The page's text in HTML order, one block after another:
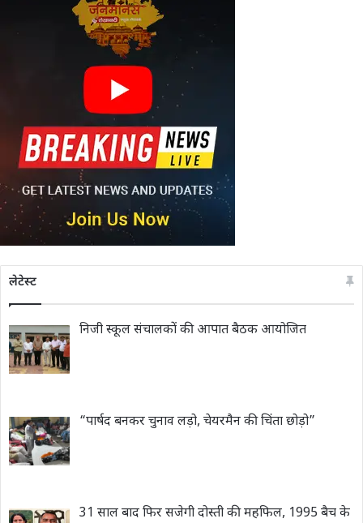
लेटेस्ट
निजी स्कूल संचालकों की आपात बैठक आयोजित
“पार्षद बनकर चुनाव लड़ो, चेयरमैन की चिंता छोड़ो”
31 साल बाद फिर सजेगी दोस्ती की महफिल, 1995 बैच के